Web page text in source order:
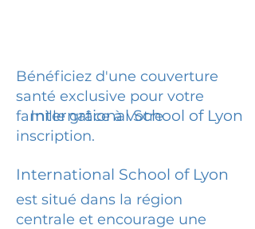
Bénéficiez d'une couverture
santé exclusive pour votre
famille grâce à votre
inscription.
International School of Lyon
International School of Lyon
est situé dans la région
centrale et encourage une